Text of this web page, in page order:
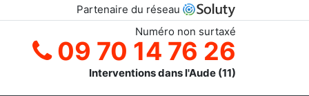
Partenaire du réseau
Numéro non surtaxé
09 70 14 76 26
Interventions dans l'Aude (11)